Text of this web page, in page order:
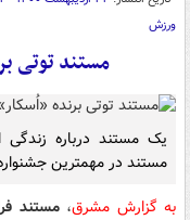
ورزش
مستند توتی
یک مستند درباره زندگی
مستند در مهمترین
به گزارش مشرق،مستند